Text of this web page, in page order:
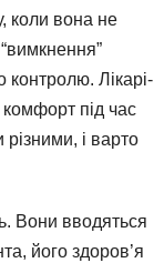
коли вона не
контролю. Лікарі-
комфорт під час
і варто
Вони вводяться
його здоров’я